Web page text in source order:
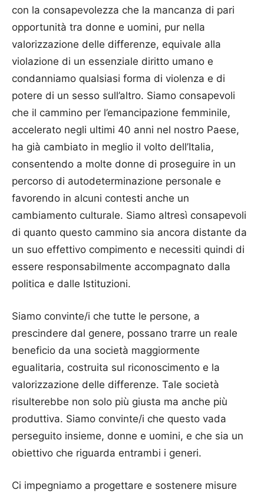
con la consapevolezza che la mancanza di pari
opportunità tra donne e uomini, pur nella
valorizzazione delle differenze, equivale alla
violazione di un essenziale diritto umano e
condanniamo qualsiasi forma di violenza e di
potere di un sesso sull’altro. Siamo consapevoli
che il cammino per l’emancipazione femminile,
accelerato negli ultimi 40 anni nel nostro Paese,
ha già cambiato in meglio il volto dell’Italia,
consentendo a molte donne di proseguire in un
percorso di autodeterminazione personale e
favorendo in alcuni contesti anche un
cambiamento culturale. Siamo altresì consapevoli
di quanto questo cammino sia ancora distante da
un suo effettivo compimento e necessiti quindi di
essere responsabilmente accompagnato dalla
politica e dalle Istituzioni.
Siamo convinte/i che tutte le persone, a
prescindere dal genere, possano trarre un reale
beneficio da una società maggiormente
egualitaria, costruita sul riconoscimento e la
valorizzazione delle differenze. Tale società
risulterebbe non solo più giusta ma anche più
produttiva. Siamo convinte/i che questo vada
perseguito insieme, donne e uomini, e che sia un
obiettivo che riguarda entrambi i generi.
Ci impegniamo a progettare e sostenere misure